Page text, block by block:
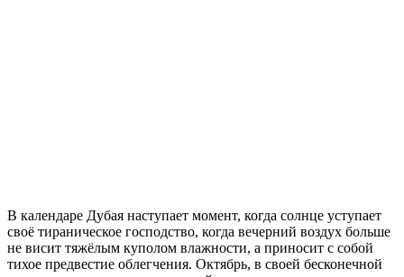
В календаре Дубая наступает момент, когда солнце уступает
своё тираническое господство, когда вечерний воздух больше
не висит тяжёлым куполом влажности, а приносит с собой
тихое предвестие облегчения. Октябрь, в своей бесконечной